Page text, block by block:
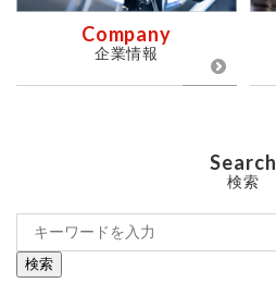
Company
企業情報
Search
検索
検索